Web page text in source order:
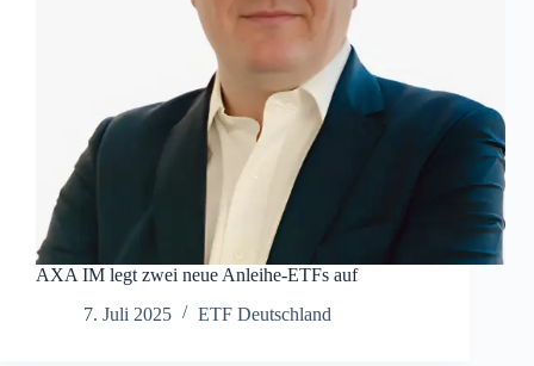
AXA IM legt zwei neue Anleihe-ETFs auf
7. Juli 2025
ETF Deutschland